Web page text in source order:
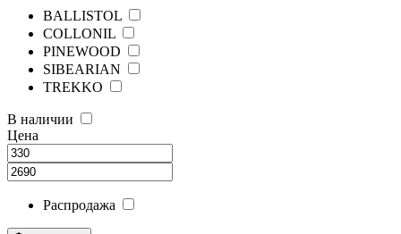
BALLISTOL
COLLONIL
PINEWOOD
SIBEARIAN
TREKKO
В наличии
Цена
Распродажа